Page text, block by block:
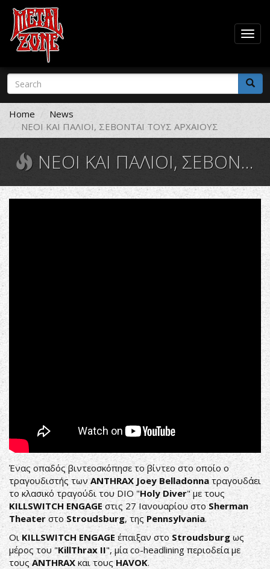
Skip
main
content
Search
form
Search
Home
News
ΝΕΟΙ ΚΑΙ ΠΑΛΙΟΙ, ΣΕΒΟΝΤΑΙ ΤΟΥΣ ΑΡΧΑΙΟΥΣ
ΝΕΟΙ ΚΑΙ ΠΑΛΙΟΙ, ΣΕΒΟΝΤΑΙ ΤΟΥΣ ΑΡΧΑΙΟΥΣ
Ένας οπαδός βιντεοσκόπησε το βίντεο στο οποίο ο
τραγουδιστής τωνANTHRAX Joey Belladonnaτραγουδάει
το κλασικό τραγούδι του DIO "Holy Diver" με τους
KILLSWITCH ENGAGEστις 27 Ιανουαρίου στοSherman
TheaterστοStroudsburg, τηςPennsylvania.
ΟιKILLSWITCH ENGAGE έπαιξαν στο Stroudsburgως
μέρος του "KillThrax II", μία co-headlining περιοδεία με
τους ANTHRAX και τουςHAVOK.